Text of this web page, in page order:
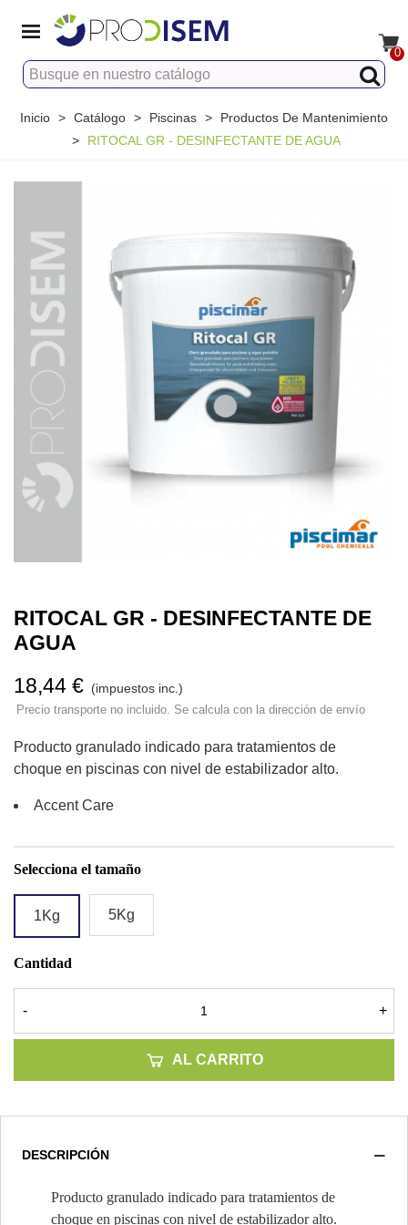
0
Inicio > Catálogo > Piscinas >
Productos De Mantenimiento
>
RITOCAL GR - DESINFECTANTE DE AGUA
RITOCAL GR - DESINFECTANTE DE
AGUA
18,44 € (impuestos inc.)
Precio transporte no incluido. Se calcula con la dirección de envío
Producto granulado indicado para tratamientos de
choque en piscinas con nivel de estabilizador alto.
Accent Care
Selecciona el tamaño
1Kg 5Kg
Cantidad
- +
AL CARRITO
DESCRIPCIÓN
Producto granulado indicado para tratamientos de
choque en piscinas con nivel de estabilizador alto.